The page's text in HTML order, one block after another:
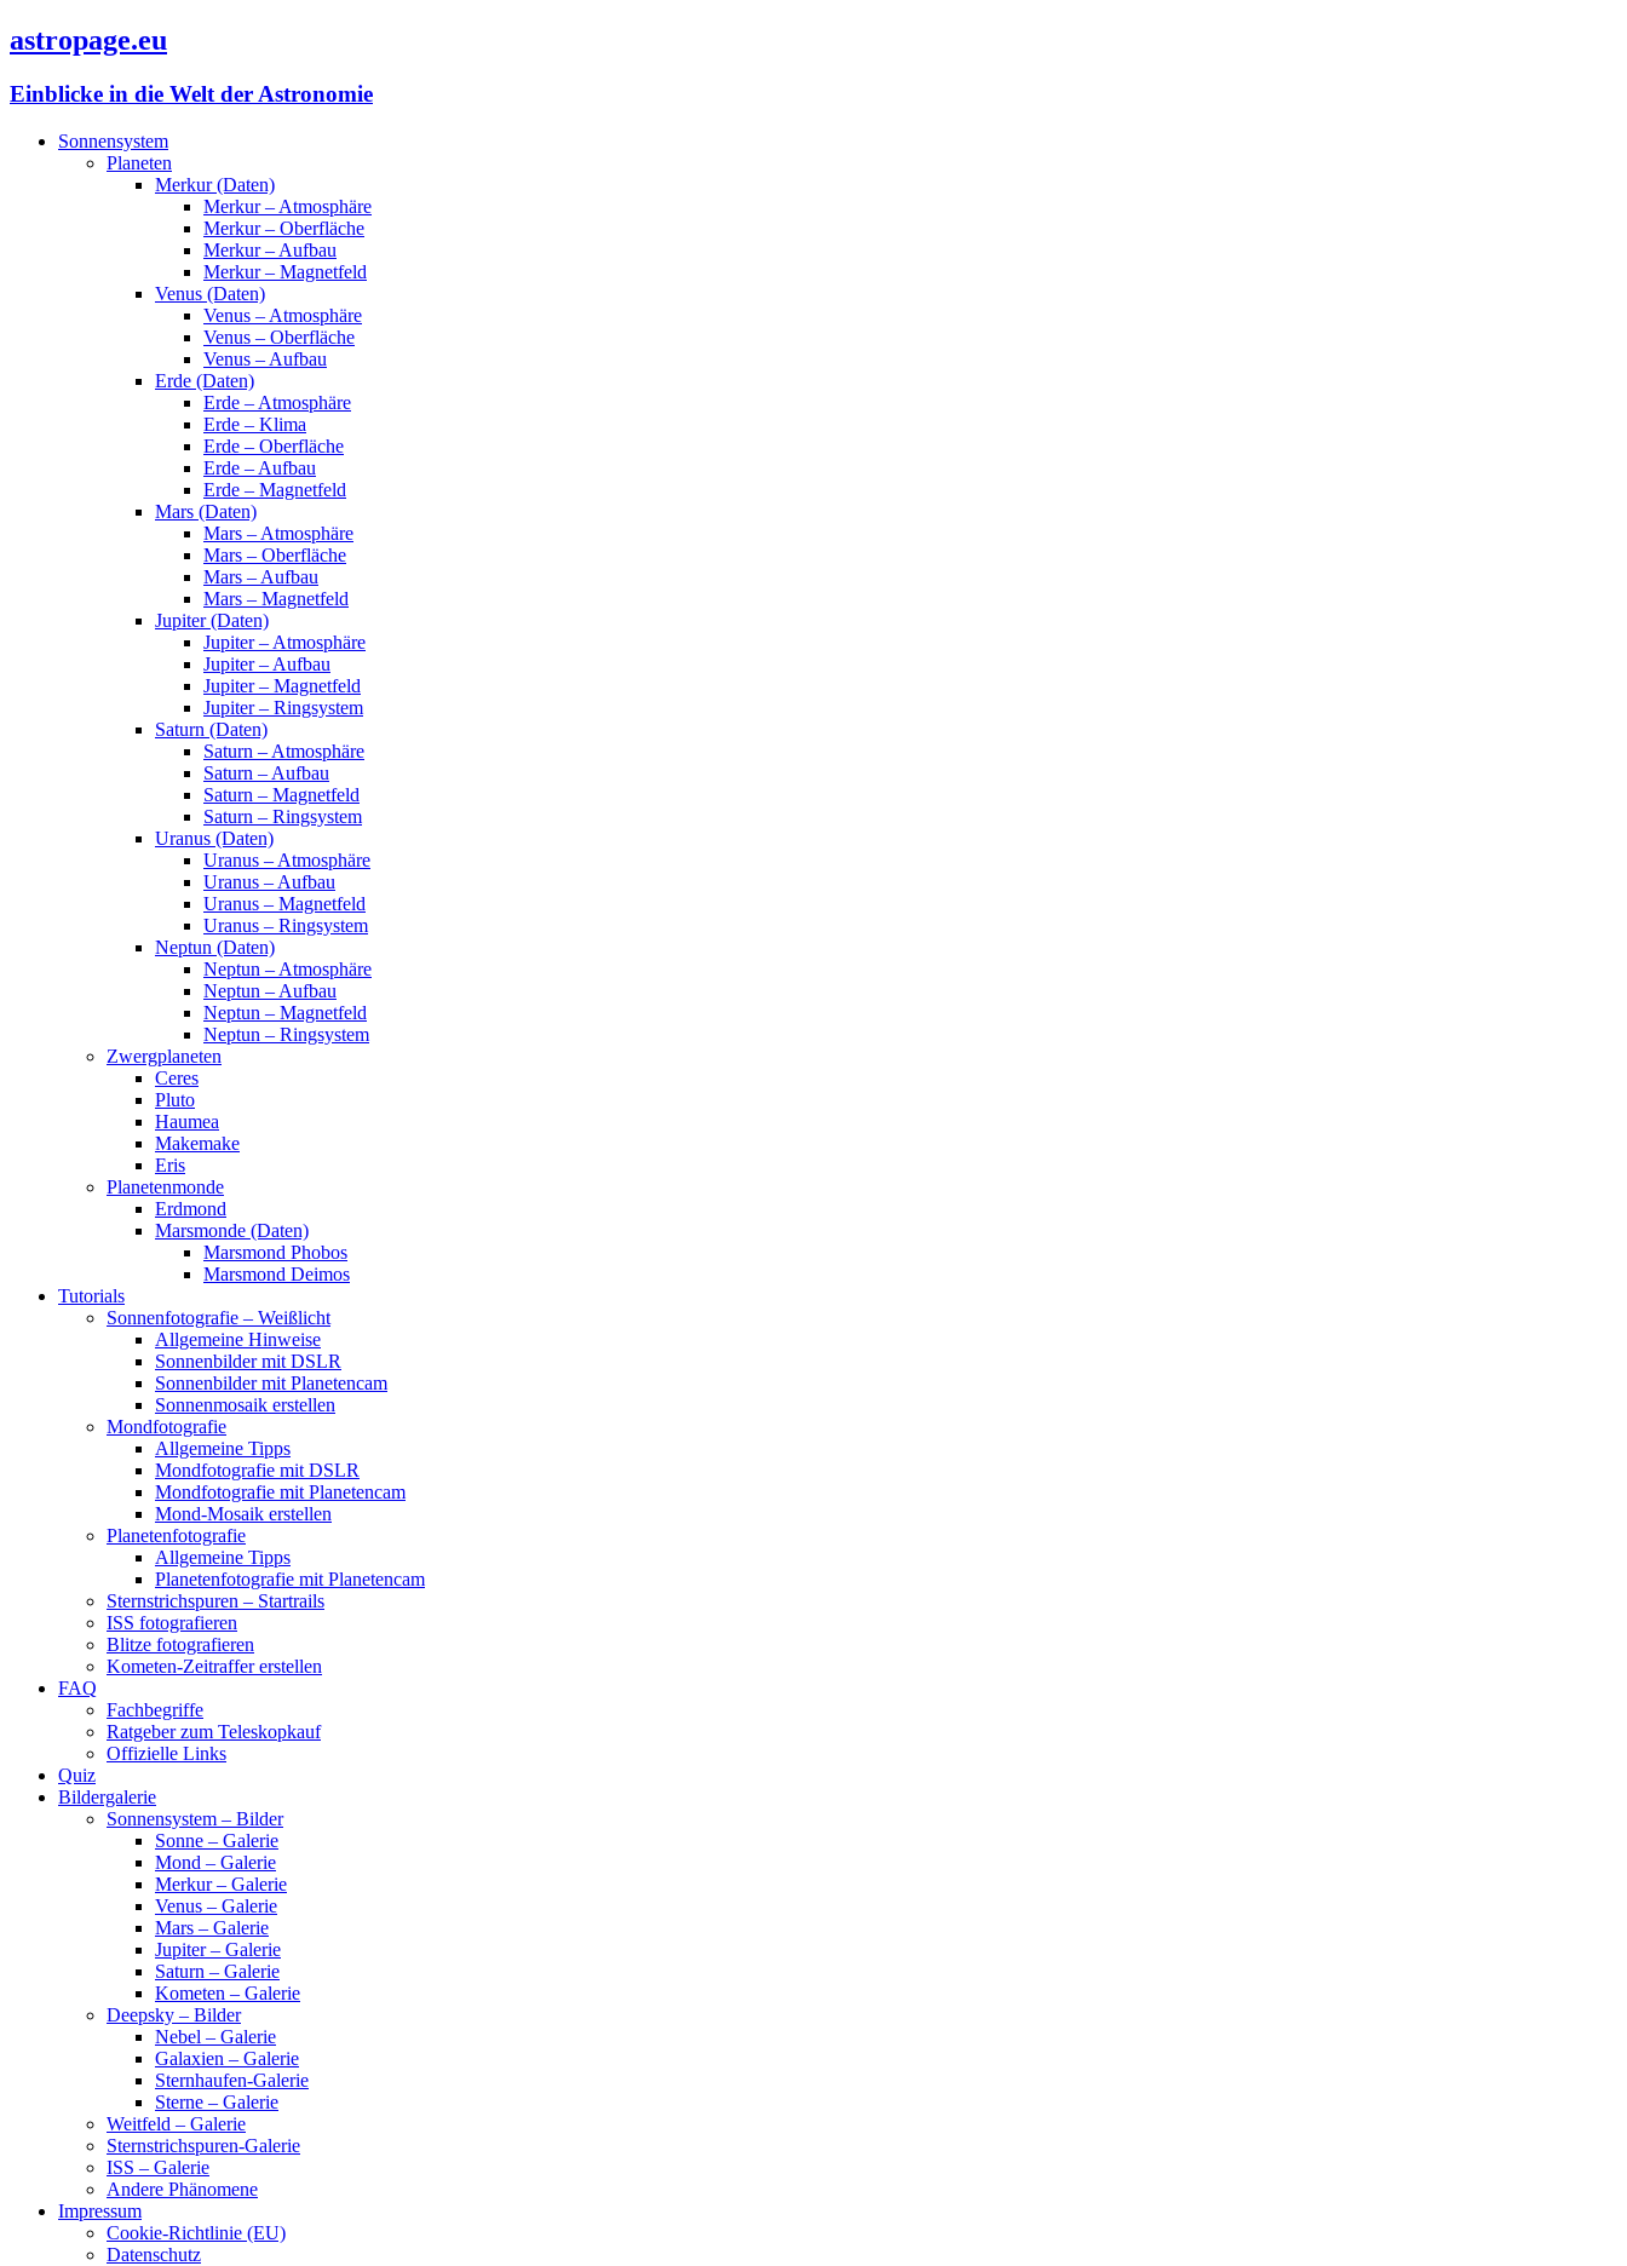
astropage.eu
Einblicke in die Welt der Astronomie
Sonnensystem
Planeten
Merkur (Daten)
Merkur – Atmosphäre
Merkur – Oberfläche
Merkur – Aufbau
Merkur – Magnetfeld
Venus (Daten)
Venus – Atmosphäre
Venus – Oberfläche
Venus – Aufbau
Erde (Daten)
Erde – Atmosphäre
Erde – Klima
Erde – Oberfläche
Erde – Aufbau
Erde – Magnetfeld
Mars (Daten)
Mars – Atmosphäre
Mars – Oberfläche
Mars – Aufbau
Mars – Magnetfeld
Jupiter (Daten)
Jupiter – Atmosphäre
Jupiter – Aufbau
Jupiter – Magnetfeld
Jupiter – Ringsystem
Saturn (Daten)
Saturn – Atmosphäre
Saturn – Aufbau
Saturn – Magnetfeld
Saturn – Ringsystem
Uranus (Daten)
Uranus – Atmosphäre
Uranus – Aufbau
Uranus – Magnetfeld
Uranus – Ringsystem
Neptun (Daten)
Neptun – Atmosphäre
Neptun – Aufbau
Neptun – Magnetfeld
Neptun – Ringsystem
Zwergplaneten
Ceres
Pluto
Haumea
Makemake
Eris
Planetenmonde
Erdmond
Marsmonde (Daten)
Marsmond Phobos
Marsmond Deimos
Tutorials
Sonnenfotografie – Weißlicht
Allgemeine Hinweise
Sonnenbilder mit DSLR
Sonnenbilder mit Planetencam
Sonnenmosaik erstellen
Mondfotografie
Allgemeine Tipps
Mondfotografie mit DSLR
Mondfotografie mit Planetencam
Mond-Mosaik erstellen
Planetenfotografie
Allgemeine Tipps
Planetenfotografie mit Planetencam
Sternstrichspuren – Startrails
ISS fotografieren
Blitze fotografieren
Kometen-Zeitraffer erstellen
FAQ
Fachbegriffe
Ratgeber zum Teleskopkauf
Offizielle Links
Quiz
Bildergalerie
Sonnensystem – Bilder
Sonne – Galerie
Mond – Galerie
Merkur – Galerie
Venus – Galerie
Mars – Galerie
Jupiter – Galerie
Saturn – Galerie
Kometen – Galerie
Deepsky – Bilder
Nebel – Galerie
Galaxien – Galerie
Sternhaufen-Galerie
Sterne – Galerie
Weitfeld – Galerie
Sternstrichspuren-Galerie
ISS – Galerie
Andere Phänomene
Impressum
Cookie-Richtlinie (EU)
Datenschutz